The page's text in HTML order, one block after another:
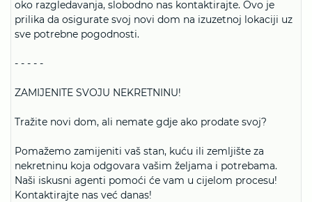
oko razgledavanja, slobodno nas kontaktirajte. Ovo je
prilika da osigurate svoj novi dom na izuzetnoj lokaciji uz
sve potrebne pogodnosti.
- - - - -
ZAMIJENITE SVOJU NEKRETNINU!
Tražite novi dom, ali nemate gdje ako prodate svoj?
Pomažemo zamijeniti vaš stan, kuću ili zemljište za
nekretninu koja odgovara vašim željama i potrebama.
Naši iskusni agenti pomoći će vam u cijelom procesu!
Kontaktirajte nas već danas!